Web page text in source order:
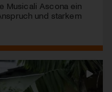
Musicali Ascona ein
und starkem